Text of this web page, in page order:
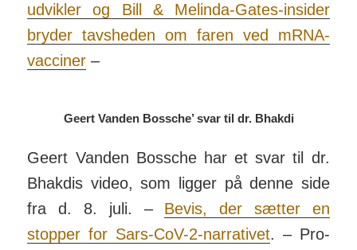
udvikler og Bill & Melinda-Gates-insider
bryder tavs­heden om faren ved mRNA-
vacciner –
Geert Vanden Bossche’ svar til dr. Bhakdi
Geert Vanden Bossche har et svar til dr.
Bhakdis video, som ligger på denne side
fra d. 8. juli. – Bevis, der sætter en
stopper for Sars-CoV-2-nar­rativet. – Pro­